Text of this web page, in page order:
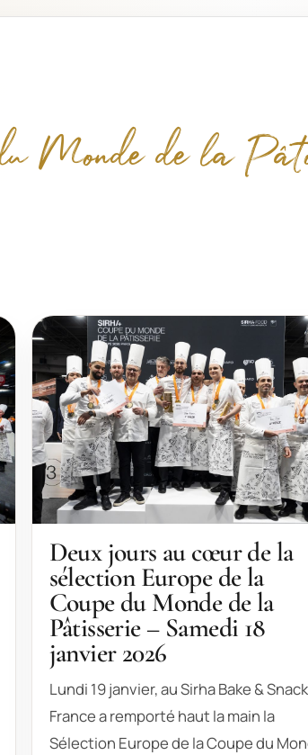
Monde de la
Deux jours au cœur de la
sélection Europe de la
Coupe du Monde de la
Pâtisserie – Samedi 18
janvier 2026
Lundi 19 janvier, au Sirha Bake &
France a remporté haut la main la
Sélection Europe de la Coupe du